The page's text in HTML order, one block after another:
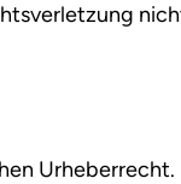
Urheberrecht.